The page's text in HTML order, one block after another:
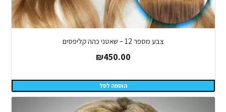
צבע מספר 12 – שאטני כהה קליפסים
₪450.00
הוספה לסל